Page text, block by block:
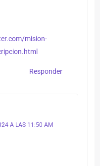
mision-
Responder
A LAS 11:50 AM